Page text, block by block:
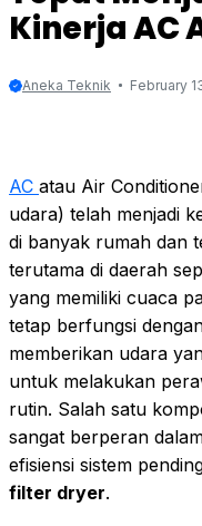
Kinerja AC
Aneka Teknik February
AC atau Air
udara) telah menjadi
di banyak rumah dan
terutama di daerah
yang memiliki cuaca
tetap berfungsi
memberikan udara
untuk melakukan
rutin. Salah satu
sangat berperan
efisiensi sistem
filter dryer.